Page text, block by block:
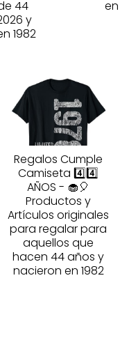
44
y
1982
Regalos Cumple
Camiseta 4️⃣4️⃣
AÑOS - 🧁🎈
Productos y
Artículos originales
para regalar para
aquellos que
hacen 44 años y
nacieron en 1982